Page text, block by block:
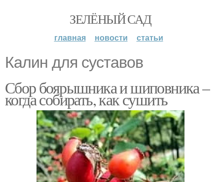
ЗЕЛЁНЫЙ САД
главная новости статьи
Калин для суставов
Сбор боярышника и шиповника –
когда собирать, как сушить